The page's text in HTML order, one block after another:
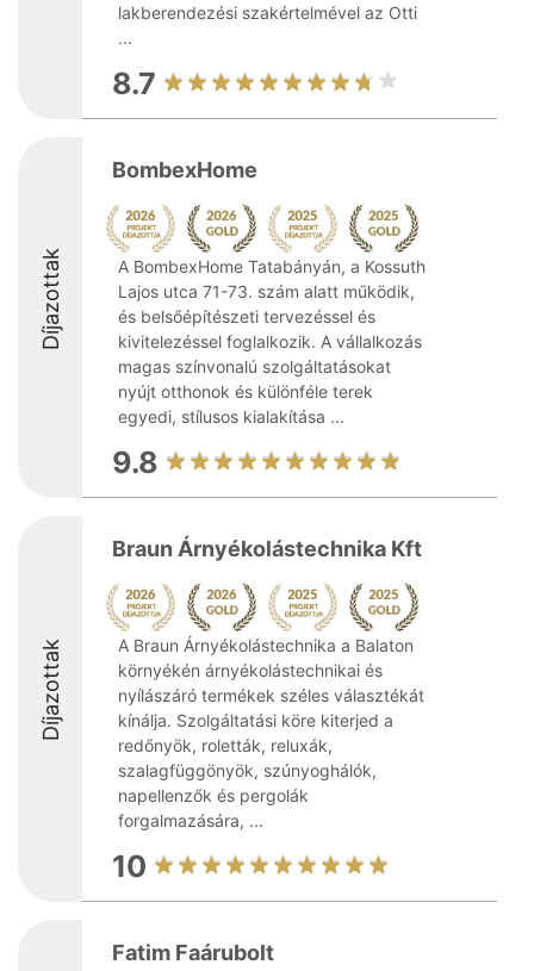
lakberendezési szakértelmével az Otti
...
8.7
Díjazottak
BombexHome
A BombexHome Tatabányán, a Kossuth
Lajos utca 71-73. szám alatt működik,
és belsőépítészeti tervezéssel és
kivitelezéssel foglalkozik. A vállalkozás
magas színvonalú szolgáltatásokat
nyújt otthonok és különféle terek
egyedi, stílusos kialakítása ...
9.8
Díjazottak
Braun Árnyékolástechnika Kft
A Braun Árnyékolástechnika a Balaton
környékén árnyékolástechnikai és
nyílászáró termékek széles választékát
kínálja. Szolgáltatási köre kiterjed a
redőnyök, roletták, reluxák,
szalagfüggönyök, szúnyoghálók,
napellenzők és pergolák
forgalmazására, ...
10
Fatim Faárubolt